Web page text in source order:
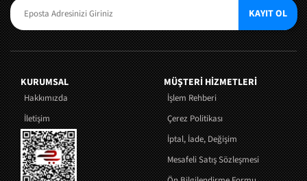
KAYIT OL
KURUMSAL
Hakkımızda
İletişim
MÜŞTERI HIZMETLERI
İşlem Rehberi
Çerez Politikası
İptal, İade, Değişim
Mesafeli Satış Sözleşmesi